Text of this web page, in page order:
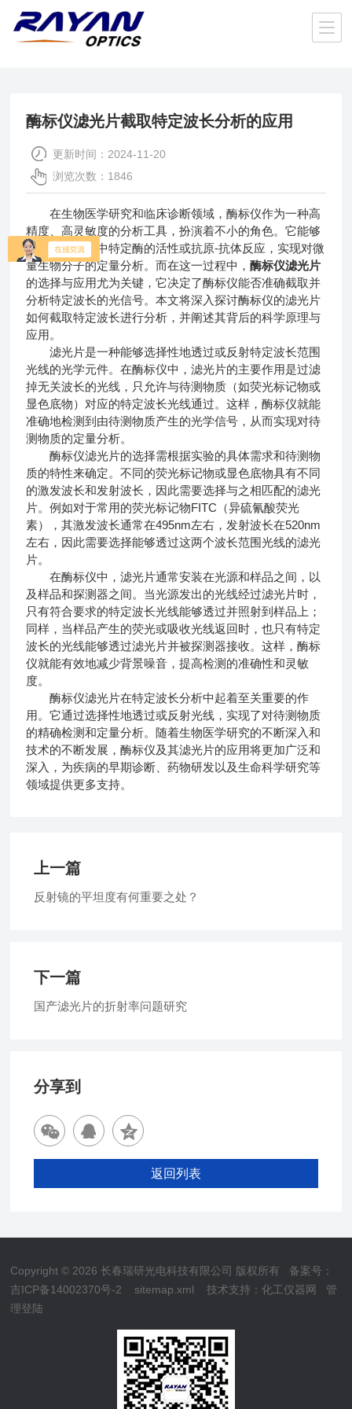
当前位置：首页/公司新闻 / 酶标仪滤光片截取特定波长分析的应用
酶标仪滤光片截取特定波长分析的应用
更新时间：2024-11-20
浏览次数：1846
在生物医学研究和临床诊断领域，酶标仪作为一种高
精度、高灵敏度的分析工具，扮演着不小的角色。它能够
通过测定样品中特定酶的活性或抗原-抗体反应，实现对微
量生物分子的定量分析。而在这一过程中，酶标仪滤光片
的选择与应用尤为关键，它决定了酶标仪能否准确截取并
分析特定波长的光信号。本文将深入探讨酶标仪的滤光片
如何截取特定波长进行分析，并阐述其背后的科学原理与
应用。
滤光片是一种能够选择性地透过或反射特定波长范围
光线的光学元件。在酶标仪中，滤光片的主要作用是过滤
掉无关波长的光线，只允许与待测物质（如荧光标记物或
显色底物）对应的特定波长光线通过。这样，酶标仪就能
准确地检测到由待测物质产生的光学信号，从而实现对待
测物质的定量分析。
酶标仪滤光片的选择需根据实验的具体需求和待测物
质的特性来确定。不同的荧光标记物或显色底物具有不同
的激发波长和发射波长，因此需要选择与之相匹配的滤光
片。例如对于常用的荧光标记物FITC（异硫氰酸荧光
素），其激发波长通常在495nm左右，发射波长在520nm
左右，因此需要选择能够透过这两个波长范围光线的滤光
片。
在酶标仪中，滤光片通常安装在光源和样品之间，以
及样品和探测器之间。当光源发出的光线经过滤光片时，
只有符合要求的特定波长光线能够透过并照射到样品上；
同样，当样品产生的荧光或吸收光线返回时，也只有特定
波长的光线能够透过滤光片并被探测器接收。这样，酶标
仪就能有效地减少背景噪音，提高检测的准确性和灵敏
度。
酶标仪滤光片在特定波长分析中起着至关重要的作
用。它通过选择性地透过或反射光线，实现了对待测物质
的精确检测和定量分析。随着生物医学研究的不断深入和
技术的不断发展，酶标仪及其滤光片的应用将更加广泛和
深入，为疾病的早期诊断、药物研发以及生命科学研究等
领域提供更多支持。
上一篇
反射镜的平坦度有何重要之处？
下一篇
国产滤光片的折射率问题研究
分享到
返回列表
Copyright © 2026 长春瑞研光电科技有限公司 版权所有 备案号：
吉ICP备14002370号-2
sitemap.xml 技术支持：化工仪器网
管
理登陆